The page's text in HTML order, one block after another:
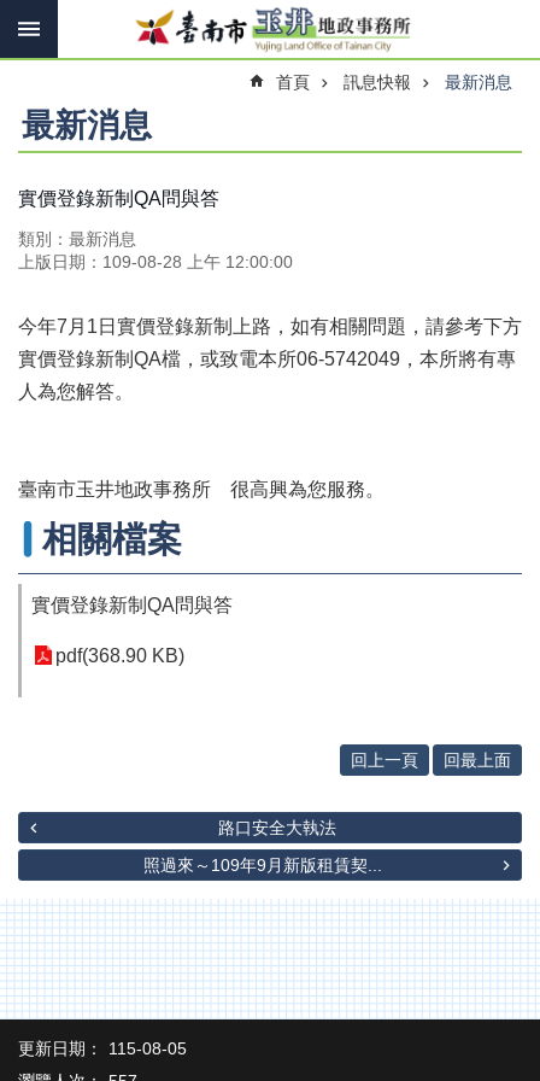
跳到主要內容區塊
搜
搜
尋
訊
息
快
機
關
簡
上
申
與
查
詢
便
民
意
交
下
載
專
區
題
首頁 訊息快報 最新消息
最新消息
實價登錄新制QA問與答
類別：最新消息
上版日期：109-08-28 上午 12:00:00
今年7月1日實價登錄新制上路，如有相關問題，請參考下方
實價登錄新制QA檔，或致電本所06-5742049，本所將有專
人為您解答。
臺南市玉井地政事務所 很高興為您服務。
相關檔案
實價登錄新制QA問與答
pdf(368.90 KB)
回上一頁 回最上面
路口安全大執法
照過來～109年9月新版租賃契...
更新日期：
115-08-05